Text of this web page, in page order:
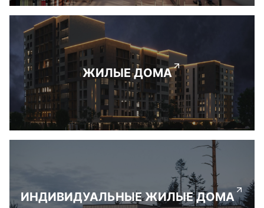
ЖИЛЫЕ ДОМА
ИНДИВИДУАЛЬНЫЕ ЖИЛЫЕ ДОМА